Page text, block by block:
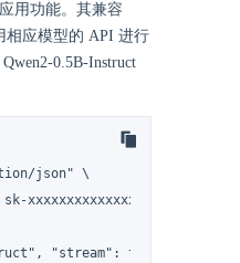
用功能。其兼容
相应模型的 API 进行
0.5B-Instruct
json" \
"stream": true,